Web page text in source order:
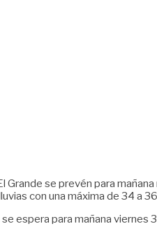
se prevén para
con una máxima de 34 a
espera para mañana